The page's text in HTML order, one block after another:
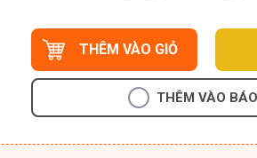
THÊM VÀO GIỎ
THÊM VÀO